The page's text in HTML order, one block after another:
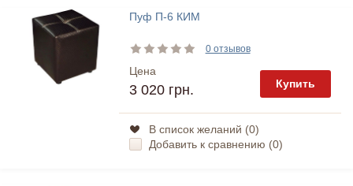
Пуф П-6 КИМ
0 отзывов
Цена
3 020 грн. Купить
В список желаний (0)
Добавить к сравнению (0)